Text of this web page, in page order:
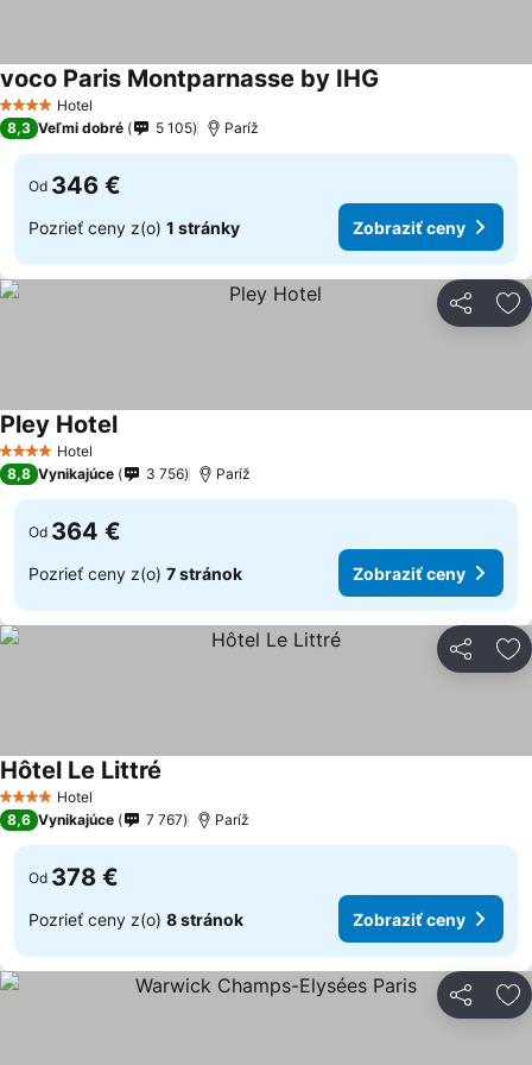
4 Počet hviezdičiek
Hotel
voco Paris Montparnasse by IHG
8,3 Veľmi dobré 5 105 Paríž
Od 346 €
Pozrieť ceny z(o) 1 stránky Zobraziť ceny
Zdieľať
4 Počet hviezdičiek
Hotel
Pley Hotel
8,8 Vynikajúce 3 756 Paríž
Od 364 €
Pozrieť ceny z(o) 7 stránok Zobraziť ceny
Zdieľať
4 Počet hviezdičiek
Hotel
Hôtel Le Littré
8,6 Vynikajúce 7 767 Paríž
Od 378 €
Pozrieť ceny z(o) 8 stránok Zobraziť ceny
Zdieľať